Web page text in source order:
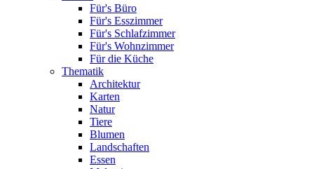
Für's Büro
Für's Esszimmer
Für's Schlafzimmer
Für's Wohnzimmer
Für die Küche
Thematik
Architektur
Karten
Natur
Tiere
Blumen
Landschaften
Essen